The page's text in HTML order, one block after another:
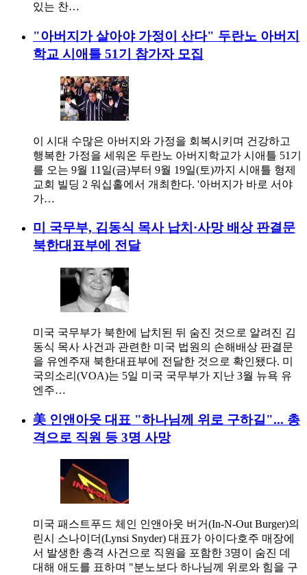
있는 찬…
"아버지가 살아야 가정이 산다" 두란노 아버지
학교 시애틀 51기 참가자 모집
이 시대 수많은 아버지와 가정을 회복시키며 건강하고
행복한 가정을 세워온 두란노 아버지학교가 시애틀 51기
를 오는 9월 11일(금)부터 9월 19일(토)까지 시애틀 형제
교회 빌딩 2 워십홀에서 개최한다. '아버지가 바로 서야
가…
미 국무부, 김동식 목사 납치·사망 배상 판결문
북한대표부에 전달
미국 국무부가 북한에 납치된 뒤 숨진 것으로 알려진 김
동식 목사 사건과 관련한 미국 법원의 손해배상 판결문
을 유엔주재 북한대표부에 전달한 것으로 확인됐다. 미
국의소리(VOA)는 5일 미국 국무부가 지난 3월 뉴욕 유
엔주…
美 인앤아웃 대표 "하나님께 위로 구하길"... 총
격으로 직원 등 3명 사망
미국 패스트푸드 체인 인앤아웃 버거(In-N-Out Burger)의
린시 스나이더(Lynsi Snyder) 대표가 아이다호주 매장에
서 발생한 총격 사건으로 직원을 포함한 3명이 숨진 데
대해 애도를 표하며 "분노보다 하나님께 위로와 힘을 구